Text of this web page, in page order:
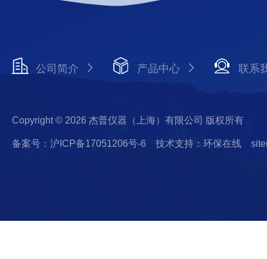
公司简介 产品中心 联系
Copyright © 2026 杰普仪器（上海）有限公司 版权所有
备案号：沪ICP备17051206号-6 技术支持：环保在线